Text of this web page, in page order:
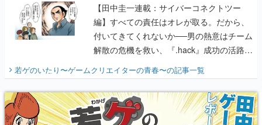
【田中圭一連載：サイバーコネクトツー
編】すべての責任はオレが取る。だから、
付いてきてくれないか──男の熱意はチーム
解散の危機を救い、『.hack』成功の活路を
開く。業界の快男児・松山 洋に流れる血は
『少年ジャンプ』色だった【若ゲのいた
り】
若ゲのいたり〜ゲームクリエイターの青春〜の記事一覧